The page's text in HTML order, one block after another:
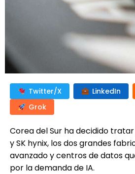
Twitter/X LinkedIn
Grok
Corea del Sur ha decidido
y SK hynix, los dos grandes
avanzado y centros de datos
por la demanda de IA.